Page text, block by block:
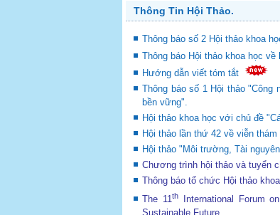
Thông Tin Hội Thảo.
Thông báo số 2 Hội thảo khoa
Thông báo Hội thảo khoa học
Hướng dẫn viết tóm tắt
Thông báo số 1 Hội thảo
bền vững".
Hội thảo khoa học với chủ đề
Hội thảo lần thứ 42 về viễn
Hội thảo "Môi trường, Tài
Chương trình hội thảo và tuyển
Thông báo tổ chức Hội thảo
The 11thInternational Forum
Sustainable Future.